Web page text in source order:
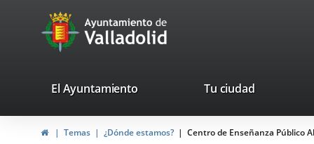
Portal
Web
Ayuntamiento
de
valladolid.es
El Ayuntamiento Tu ciudad
InicioTemas ¿Dónde estamos? Centro de Enseñanza Público